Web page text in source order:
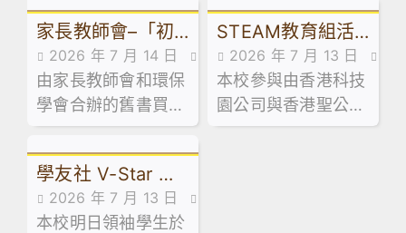
本校訓導組於日前試
後活動期間，精心規
劃並舉辦了兩場學生
領袖系列工作坊。
業、會計與財務概論
科及基本商業科於試
後活動期間，特意安
排同學參加由保良局
青年創業服務中心舉
家長教師會–「初
中級舊書買賣」活
動
2026 年 7 月 14 日
家校合作,家長教師會活
動花絮,活動花絮
由家長教師會和環保
學會合辦的舊書買賣
活動已於 7 月 13 日
順利舉行！當日禮堂
熱鬧非凡，大批家長
同學滿載而歸！🥰
STEAM教育組活
動：「少年創科探
索家」計劃 – 到校
講座及AI嘉年華
2026 年 7 月 13 日
活動花絮
本校參與由香港科技
園公司與香港聖公會
教育服務部合辦的「
學友社 V-Star 計
劃 — 長者探訪日
2026 年 7 月 13 日
活動花絮
本校明日領袖學生於